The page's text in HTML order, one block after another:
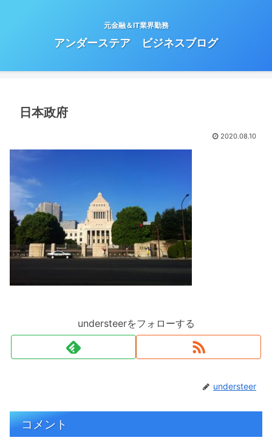
元金融＆IT業界勤務
アンダーステア ビジネスブログ
日本政府
2020.08.10
understeerをフォローする
understeer
コメント